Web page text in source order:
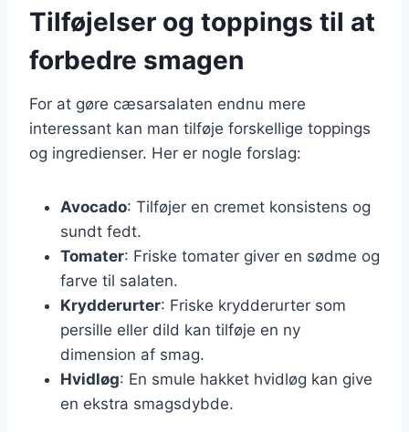
Tilføjelser og toppings til at
forbedre smagen
For at gøre cæsarsalaten endnu mere
interessant kan man tilføje forskellige toppings
og ingredienser. Her er nogle forslag:
Avocado: Tilføjer en cremet konsistens og
sundt fedt.
Tomater: Friske tomater giver en sødme og
farve til salaten.
Krydderurter: Friske krydderurter som
persille eller dild kan tilføje en ny
dimension af smag.
Hvidløg: En smule hakket hvidløg kan give
en ekstra smagsdybde.